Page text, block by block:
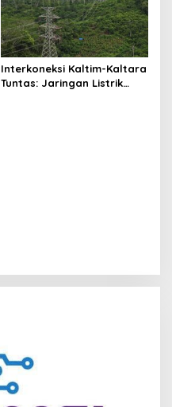
Interkoneksi Kaltim-Kaltara
Tuntas: Jaringan Listrik